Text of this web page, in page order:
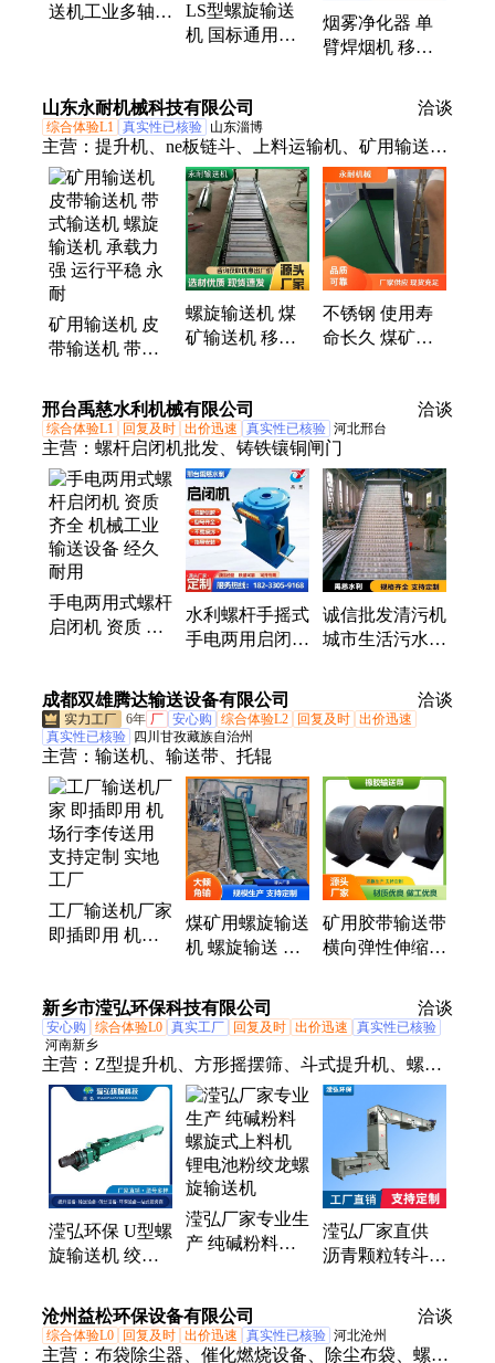
送机工业多轴蛟
LS型螺旋输送
机 国标通用槽
送设备 博森
烟雾净化器 单
臂焊烟机 移动
子焊烟净化器
山东永耐机械科技有限公司 洽谈
综合体验L1 真实性已核验 山东淄博
主营： 提升机、ne板链斗、上料运输机、矿用输送
机、布袋除尘器、木工车间除尘
矿用输送机 皮
带输送机 带式
送机 承载力强
运行平稳 永耐
螺旋输送机 煤
矿输送机 移动
耐机械
不锈钢 使用寿
命长久 煤矿输
邢台禹慈水利机械有限公司
洽谈
综合体验L1 回复及时 出价迅速 真实性已核验 河北邢台
主营： 螺杆启闭机批发、铸铁镶铜闸门
手电两用式螺杆
启闭机 资质 齐
用
水利螺杆手摇式
手电两用启闭机
备
诚信批发清污机
城市生活污水捞
成都双雄腾达输送设备有限公司 洽谈
6年 厂 安心购 综合体验L2 回复及时 出价迅速
真实性已核验
四川甘孜藏族自治州
主营： 输送机、输送带、托辊
工厂输送机厂家
即插即用 机场
厂
煤矿用螺旋输送
机 螺旋输送 机
规格齐全 实地
工厂
矿用胶带输送带
横向弹性伸缩
工定制 源头工
厂
新乡市滢弘环保科技有限公司 洽谈
安心购 综合体验L0 真实工厂 回复及时 出价迅速
真实性已核验
河南新乡
主营： Z型提升机、方形摇摆筛、斗式提升机、螺旋
输送机、真空上料机、振动筛、超声波振动筛
滢弘环保 U型螺
旋输送机 绞龙
煤灰沙子干粉料
上料机
滢弘厂家专业生
产 纯碱粉料螺
输送机
滢弘厂家直供
沥青颗粒转斗式
颗粒Z字提升机
YHZD-5L
沧州益松环保设备有限公司 洽谈
综合体验L0 回复及时 出价迅速 真实性已核验 河北沧州
主营： 布袋除尘器、催化燃烧设备、除尘布袋、螺旋